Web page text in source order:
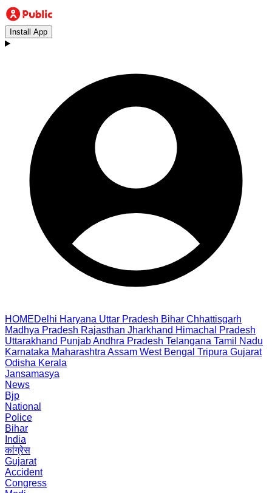
Install App
HOMEDelhi Haryana Uttar Pradesh Bihar Chhattisgarh
Madhya Pradesh Rajasthan Jharkhand Himachal Pradesh
Uttarakhand PunjabAndhra Pradesh Telangana Tamil Nadu
Karnataka Maharashtra Assam West Bengal Tripura Gujarat
Odisha Kerala
Jansamasya
News
Bjp
National
Police
Bihar
India
कांग्रेस
Gujarat
Accident
Congress